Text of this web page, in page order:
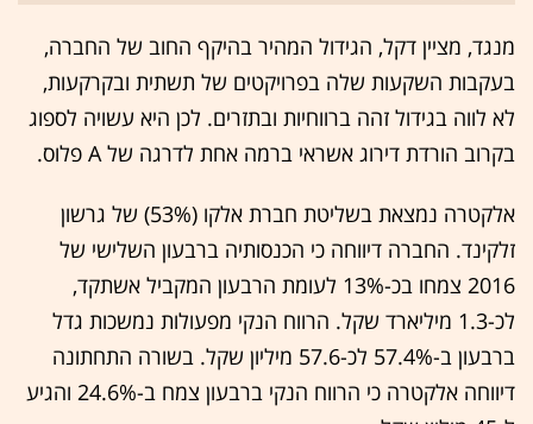
מנגד, מציין דקל, הגידול המהיר בהיקף החוב של החברה,
בעקבות השקעות שלה בפרויקטים של תשתית ובקרקעות,
לא לווה בגידול זהה ברווחיות ובתזרים. לכן היא עשויה לספוג
בקרוב הורדת דירוג אשראי ברמה אחת לדרגה של A פלוס.
אלקטרה נמצאת בשליטת חברת אלקו (53%) של גרשון
זלקינד. החברה דיווחה כי הכנסותיה ברבעון השלישי של
2016 צמחו בכ-13% לעומת הרבעון המקביל אשתקד,
לכ-1.3 מיליארד שקל. הרווח הנקי מפעולות נמשכות גדל
ברבעון ב-57.4% לכ-57.6 מיליון שקל. בשורה התחתונה
דיווחה אלקטרה כי הרווח הנקי ברבעון צמח ב-24.6% והגיע